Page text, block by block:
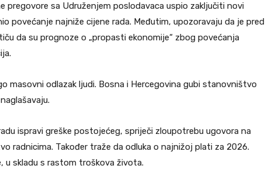
pregovore sa Udruženjem poslodavaca uspio zaključiti novi
povećanje najniže cijene rada. Međutim, upozoravaju da je pred
da su prognoze o „propasti ekonomije“ zbog povećanja
masovni odlazak ljudi. Bosna i Hercegovina gubi stanovništvo
ispravi greške postojećeg, spriječi zloupotrebu ugovora na
radnicima. Također traže da odluka o najnižoj plati za 2026.
u skladu s rastom troškova života.